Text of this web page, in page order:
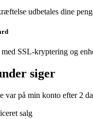
udbetales dine
SSL-kryptering og
siger
var på min konto efter 2
salg